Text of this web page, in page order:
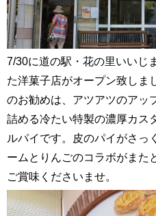
7/30に道の駅・花の里いいじ
た洋菓子店がオープン致しま
のお勧めは、アツアツのアッ
詰める冷たい特製の濃厚カス
ルパイです。皮のパイがさっ
ームとりんごのコラボがまた
ご賞味くださいませ。